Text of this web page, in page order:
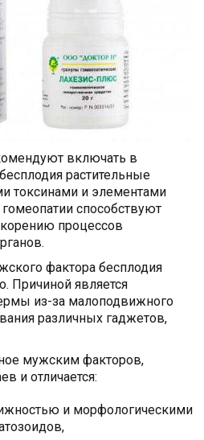
включать в
растительные
токсинами и элементами
способствуют
процессов
фактора бесплодия
Причиной является
из-за малоподвижного
различных гаджетов,
мужским факторов,
и отличается:
и морфологическими